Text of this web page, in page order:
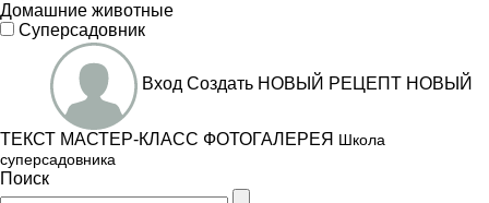
Домашние животные
Суперсадовник
Вход Создать НОВЫЙ РЕЦЕПТ НОВЫЙ
ТЕКСТ МАСТЕР-КЛАСС ФОТОГАЛЕРЕЯ Школа
суперсадовника
Поиск